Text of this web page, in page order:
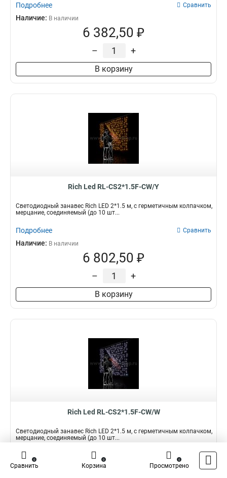
Подробнее Сравнить
Наличие: В наличии
6 382,50 ₽
– +
В корзину
Rich Led RL-CS2*1.5F-CW/Y
Светодиодный занавес Rich LED 2*1.5 м, с герметичным колпачком,
мерцание, соединяемый (до 10 шт...
Подробнее Сравнить
Наличие: В наличии
6 802,50 ₽
– +
В корзину
Rich Led RL-CS2*1.5F-CW/W
Светодиодный занавес Rich LED 2*1.5 м, с герметичным колпачком,
мерцание, соединяемый (до 10 шт...
Подробнее Сравнить
Наличие:
Сравнить
0
Корзина
0
Просмотрено
0